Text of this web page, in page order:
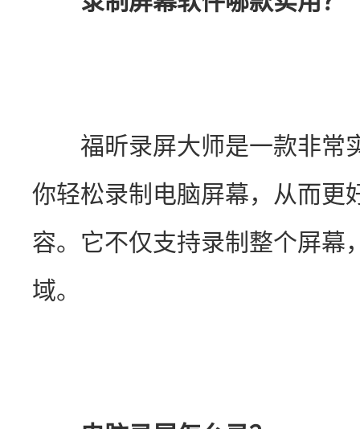
福昕录屏大师是一款非常
你轻松录制电脑屏幕，从而更
容。它不仅支持录制整个屏幕
域。